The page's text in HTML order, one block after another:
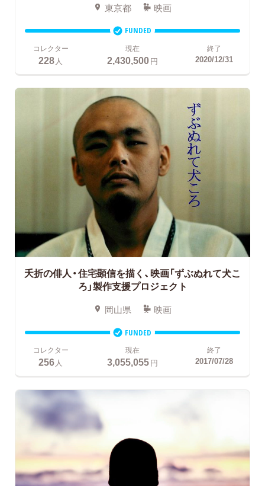
東京都 映画
FUNDED
コレクター
228 人
現在
2,430,500円
終了
2020/12/31
夭折の俳人・住宅顕信を描く、映画「ずぶぬれて犬こ
ろ」製作支援プロジェクト
岡山県 映画
FUNDED
コレクター
256人
現在
3,055,055円
終了
2017/07/28